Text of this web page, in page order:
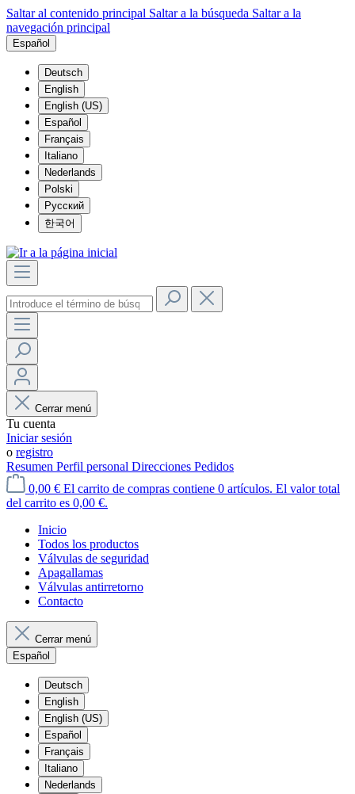
Saltar al contenido principal Saltar a la búsqueda Saltar a la
navegación principal
Español
Deutsch
English
English (US)
Español
Français
Italiano
Nederlands
Polski
Русский
한국어
Cerrar menú
Tu cuenta
Iniciar sesión
o registro
Resumen Perfil personal Direcciones Pedidos
0,00 € El carrito de compras contiene 0 artículos. El valor total
del carrito es 0,00 €.
Inicio
Todos los productos
Válvulas de seguridad
Apagallamas
Válvulas antirretorno
Contacto
Cerrar menú
Español
Deutsch
English
English (US)
Español
Français
Italiano
Nederlands